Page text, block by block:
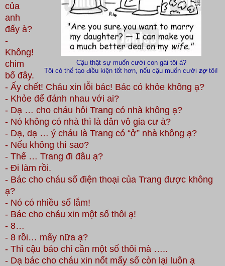
Cậu thật sự muốn cưới con gái tôi à?
Tôi có thể tạo điều kiện tốt hơn, nếu cậu muốn cưới zợ tôi!
của
anh
đấy à?
-
Không!
chim
bố đây.
- Ấy chết! Cháu xin lỗi bác! Bác có khỏe không ạ?
- Khỏe để đánh nhau với ai?
- Dạ … cho cháu hỏi Trang có nhà không ạ?
- Nó không có nhà thì là dân vô gia cư à?
- Dạ, dạ … ý cháu là Trang có “ở” nhà không ạ?
- Nếu không thì sao?
- Thế … Trang đi đâu ạ?
- Đi làm rồi.
- Bác cho cháu số điện thoại của Trang được không
ạ?
- Nó có nhiều số lắm!
- Bác cho cháu xin một số thôi ạ!
- 8…
- 8 rồi… mấy nữa ạ?
- Thì cậu bảo chỉ cần một số thôi mà …..
- Dạ bác cho cháu xin nốt mấy số còn lại luôn ạ